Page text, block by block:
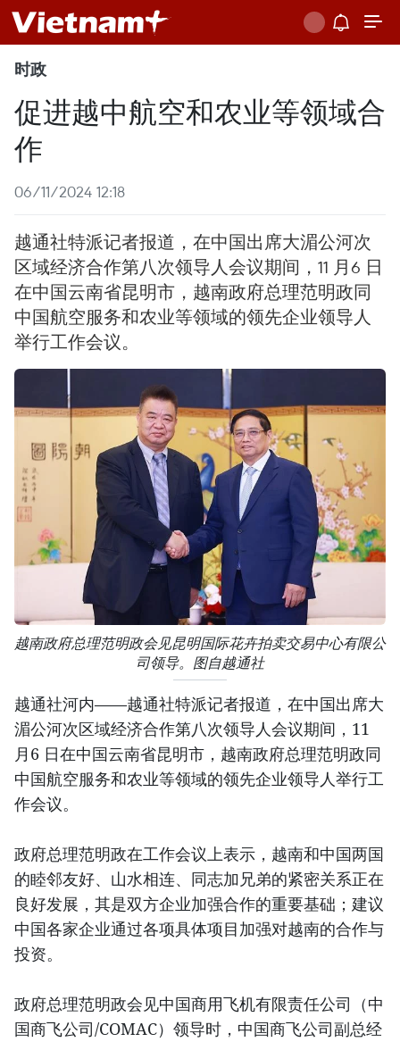
时政
促进越中航空和农业等领域合
作
06/11/2024 12:18
越通社特派记者报道，在中国出席大湄公河次
区域经济合作第八次领导人会议期间，11 月6 日
在中国云南省昆明市，越南政府总理范明政同
中国航空服务和农业等领域的领先企业领导人
举行工作会议。
越南政府总理范明政会见昆明国际花卉拍卖交易中心有限公
司领导。图自越通社
越通社河内——越通社特派记者报道，在中国出席大
湄公河次区域经济合作第八次领导人会议期间，11
月6 日在中国云南省昆明市，越南政府总理范明政同
中国航空服务和农业等领域的领先企业领导人举行工
作会议。
政府总理范明政在工作会议上表示，越南和中国两国
的睦邻友好、山水相连、同志加兄弟的紧密关系正在
良好发展，其是双方企业加强合作的重要基础；建议
中国各家企业通过各项具体项目加强对越南的合作与
投资。
政府总理范明政会见中国商用飞机有限责任公司（中
国商飞公司/COMAC）领导时，中国商飞公司副总经